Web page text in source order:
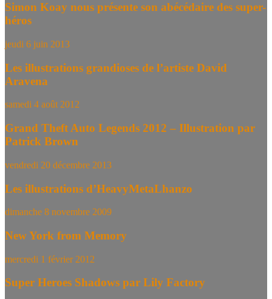
Simon Koay nous présente son abécédaire des super-
héros
jeudi 6 juin 2013
Les illustrations grandioses de l’artiste David
Aravena
samedi 4 août 2012
Grand Theft Auto Legends 2012 – Illustration par
Patrick Brown
vendredi 20 décembre 2013
Les illustrations d’HeavyMetaLhanzo
dimanche 8 novembre 2009
New York from Memory
mercredi 1 février 2012
Super Heroes Shadows par Lily Factory